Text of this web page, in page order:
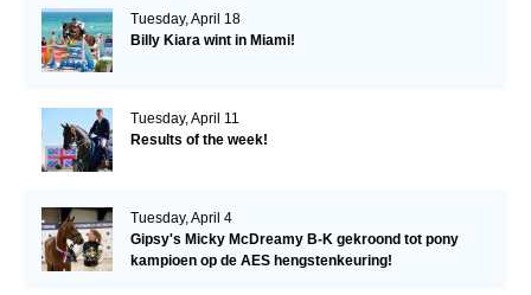
Tuesday, April 18
Billy Kiara wint in Miami!
Tuesday, April 11
Results of the week!
Tuesday, April 4
Gipsy's Micky McDreamy B-K gekroond tot pony
kampioen op de AES hengstenkeuring!